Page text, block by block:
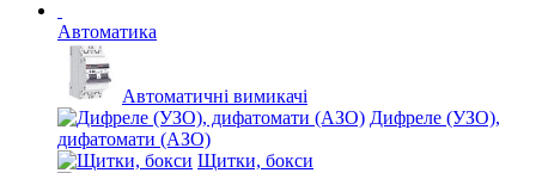
Автоматика
Автоматичні вимикачі
Дифреле (УЗО),
дифатомати (АЗО)
Щитки, бокси